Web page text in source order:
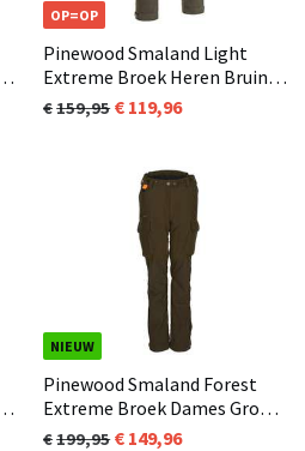
OP=OP
Pinewood Smaland Light
Extreme Broek Heren Bruin
(241)
159,95 119,96
NIEUW
Pinewood Smaland Forest
Extreme Broek Dames Groen
(114)
199,95 149,96